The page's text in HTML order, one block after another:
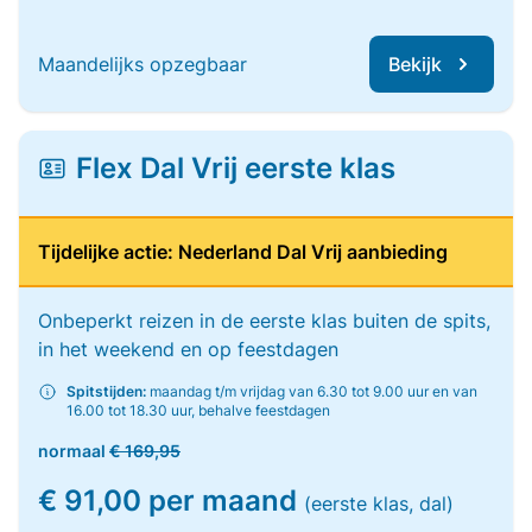
Maandelijks opzegbaar Bekijk
Flex Dal Vrij eerste klas
Tijdelijke actie: Nederland Dal Vrij aanbieding
Onbeperkt reizen in de eerste klas buiten de spits,
in het weekend en op feestdagen
Spitstijden: maandag t/m vrijdag van 6.30 tot 9.00 uur en van
16.00 tot 18.30 uur, behalve feestdagen
normaal € 169,95
€ 91,00 per maand (eerste klas, dal)